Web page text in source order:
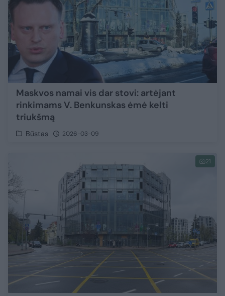
Maskvos namai vis dar stovi: artėjant
rinkimams V. Benkunskas ėmė kelti
triukšmą
Būstas 2026-03-09
21